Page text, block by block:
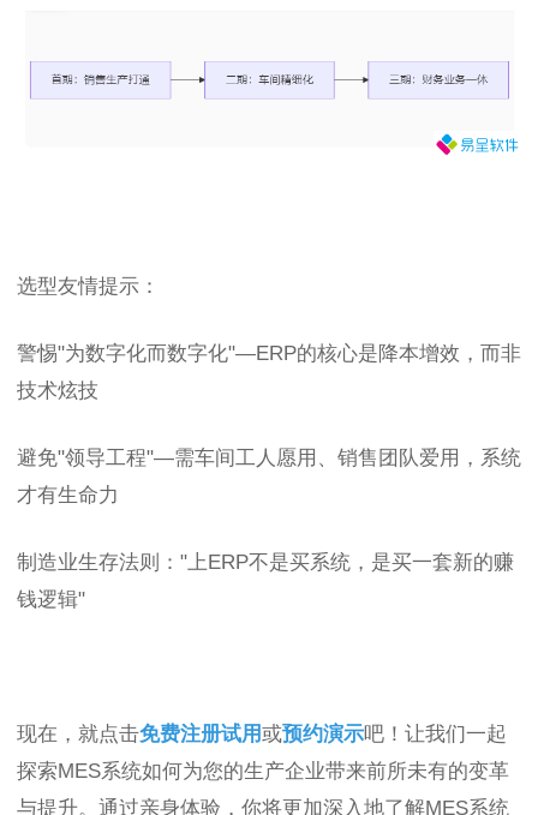
选型友情提示：
警惕"为数字化而数字化"—ERP的核心是降本增效，而非
技术炫技
避免"领导工程"—需车间工人愿用、销售团队爱用，系统
才有生命力
制造业生存法则："上ERP不是买系统，是买一套新的赚
钱逻辑"
现在，就点击免费注册试用或预约演示吧！让我们一起
探索MES系统如何为您的生产企业带来前所未有的变革
与提升。通过亲身体验，你将更加深入地了解MES系统